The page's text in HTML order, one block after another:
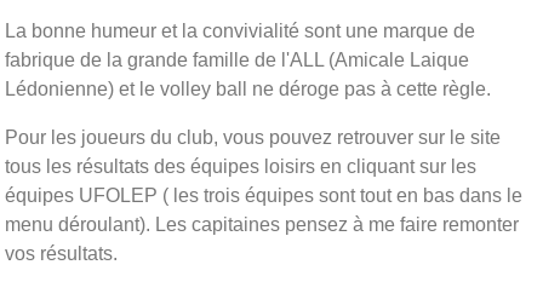
La bonne humeur et la convivialité sont une marque de
fabrique de la grande famille de l'ALL (Amicale Laique
Lédonienne) et le volley ball ne déroge pas à cette règle.
Pour les joueurs du club, vous pouvez retrouver sur le site
tous les résultats des équipes loisirs en cliquant sur les
équipes UFOLEP ( les trois équipes sont tout en bas dans le
menu déroulant). Les capitaines pensez à me faire remonter
vos résultats.